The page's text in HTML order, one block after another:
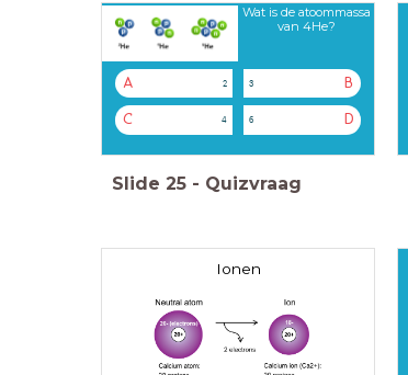
Wat is de atoommassa
van 4He?
A 2 B
3
C 4 D
6
Slide 25 - Quizvraag
Ionen